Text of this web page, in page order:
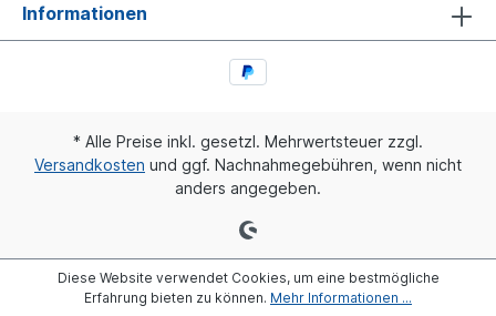
Informationen
* Alle Preise inkl. gesetzl. Mehrwertsteuer zzgl.
Versandkosten und ggf. Nachnahmegebühren, wenn nicht
anders angegeben.
Diese Website verwendet Cookies, um eine bestmögliche
Erfahrung bieten zu können. Mehr Informationen ...